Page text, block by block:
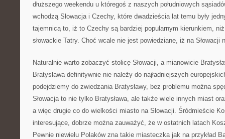
dłuższego weekendu u któregoś z naszych południowych
wchodzą Słowacja i Czechy, które dwadzieścia lat temu były
tajemnicą to, iż to Czechy są bardziej popularnym kierunkiem,
słowackie Tatry. Choć wcale nie jest powiedziane, iż na
Naturalnie warto zobaczyć stolicę Słowacji, a mianowicie
Bratysława definitywnie nie należy do najładniejszych
podejdziemy do zwiedzania Bratysławy, bez problemu można
Słowacja to nie tylko Bratysława, ale także wiele innych miast
a więc drugie co do wielkości miasto na Słowacji. Śródmieście
interesujące, dobrze można zauważyć, że w ostatnich latach
Pewnie niewielu Polaków zna takie miasteczka jak na przykład